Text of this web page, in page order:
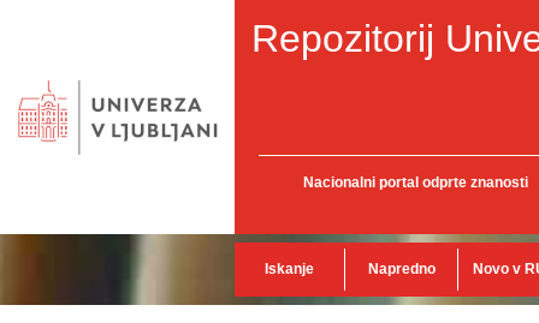
Repozitorij
Nacionalni portal odprte znanosti
Iskanje Napredno Novo v